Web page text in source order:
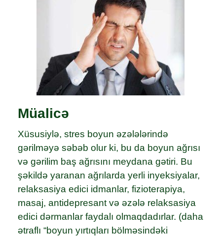
Müalicə
Xüsusiylə, stres boyun əzələlərində
gərilməyə səbəb olur ki, bu da boyun ağrısı
və gərilim baş ağrısını meydana gətiri. Bu
şəkildə yaranan ağrılarda yerli inyeksiyalar,
relaksasiya edici idmanlar, fizioterapiya,
masaj, antidepresant və əzələ relaksasiya
edici dərmanlar faydalı olmaqdadırlar. (daha
ətraflı “boyun yırtıqları bölməsindəki